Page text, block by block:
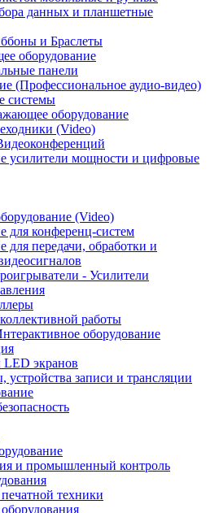
данных и планшетные
и Браслеты
оборудование
панели
(Профессиональное аудио-видео)
системы
оборудование
(Video)
усилители мощности и цифровые
(Video)
для конференц-систем
для передачи, обработки и
- Усилители
работы
оборудование
экранов
записи и трансляции
и промышленный контроль
техники